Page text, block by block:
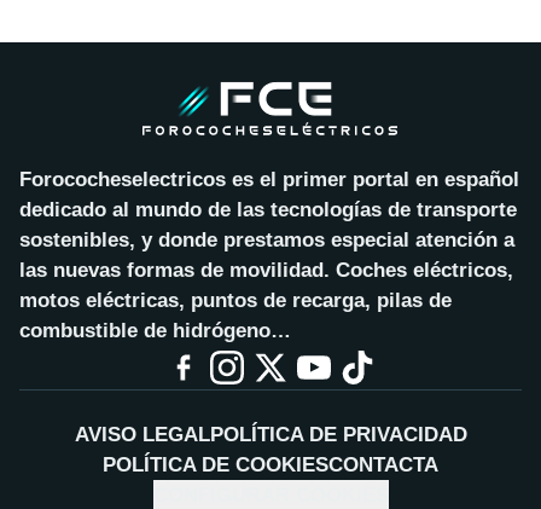
Forococheselectricos es el primer portal en español
dedicado al mundo de las tecnologías de transporte
sostenibles, y donde prestamos especial atención a
las nuevas formas de movilidad. Coches eléctricos,
motos eléctricas, puntos de recarga, pilas de
combustible de hidrógeno…
AVISO LEGALPOLÍTICA DE PRIVACIDAD
POLÍTICA DE COOKIESCONTACTA